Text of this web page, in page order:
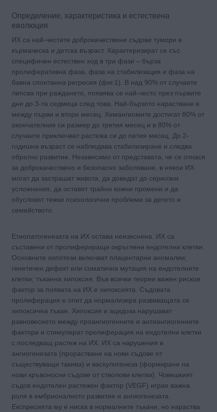
Определение, характеристика и естествена
еволюция
ИХ са най-честите доброкачествени съдови тумори в
кърмаческа и детска възраст. Характеризират се със
специфичен естествен ход в три фази – бърза
пролиферативна фаза, фаза на стабилизация и фаза на
бавна спонтанна регресия (фиг.1). В над 90% от случаите
липсва при раждането, появява се най-често през първите
дни до 3-та седмица след това. Най-бързото нарастване е
между първи и втори месец. Хемангиомите достигат 80% от
окончателния си размер до третия месец и в 80% от
случаите приключват растежа си до петия месец. До 2-
годишна възраст се наблюдава стабилизиране и следва
обратно развитие. Независимо от представата, че се отнася
за доброкачествено и безопасно заболяване, в някои ИХ
могат да застрашат живота, да доведат до сериозни
усложнения, да оставят трайни кожни промени и да
обусловят тежки психологични проблеми за детето и
семейството.
Етиопатогенезата на ИХ остава неизяснена. ИХ са
съставени от пролифериращи окръглени ендотелни клетки.
Основните хипотези включват плацентарни аномалии;
генетичен дефект или соматична мутация на ендотелните
клетки; тъканна хипоксия. Във всички теории важен рисков
фактор за появата на ИХ е хипоксията. Съдовата
пролиферация е опит да нормализира развиващата се
хипоксична тъкан. Хипоксия и ацидоза нарушават
равновесието между проангиогенните и антиангиогенните
фактори и стимулират пролиферация на ендотелни клетки
с последващ растеж на ИХ. ИХ са нарушения в
ангиогенезата (прорастване на нови съдове от
съществуващи такива) и васкулогенеза (формиране на
нови кръвоносни съдове от стволови клетки). Човешкият
съдов ендотелен растежен фактор (VEGF) играе важна
роля в ембрионалното развитие и ангиогенезата.
Експресията му е ниска в нормалните тъкани, но нараства